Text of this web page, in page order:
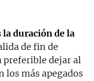
duración de la
de fin de
preferible dejar al
los más apegados